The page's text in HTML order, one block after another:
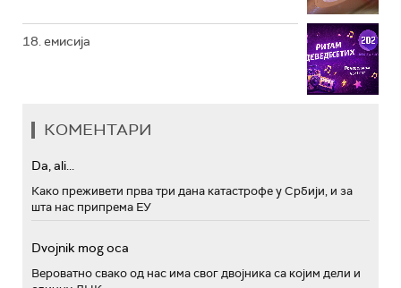
18. емисија
КОМЕНТАРИ
Da, ali...
Како преживети прва три дана катастрофе у Србији, и за
шта нас припрема ЕУ
Dvojnik mog oca
Вероватно свако од нас има свог двојника са којим дели и